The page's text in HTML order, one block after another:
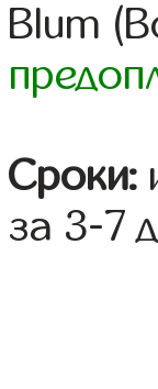
Blum
Сроки:
за 3-7